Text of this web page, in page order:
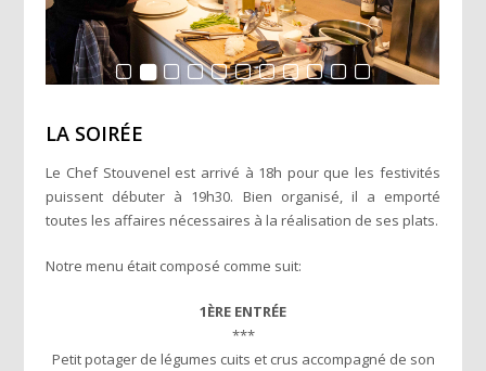
LA SOIRÉE
Le Chef Stouvenel est arrivé à 18h pour que les festivités
puissent débuter à 19h30. Bien organisé, il a emporté
toutes les affaires nécessaires à la réalisation de ses plats.
Notre menu était composé comme suit:
1ÈRE ENTRÉE
***
Petit potager de légumes cuits et crus accompagné de son